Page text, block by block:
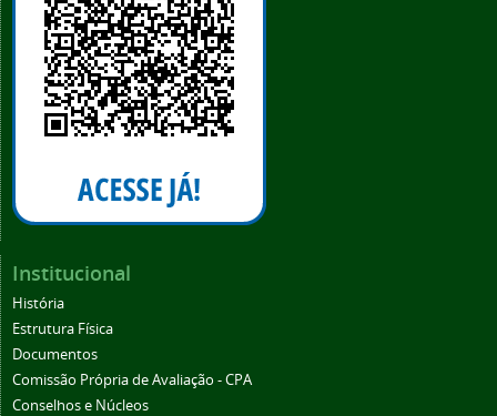
Institucional
História
Estrutura Física
Documentos
Comissão Própria de Avaliação - CPA
Conselhos e Núcleos